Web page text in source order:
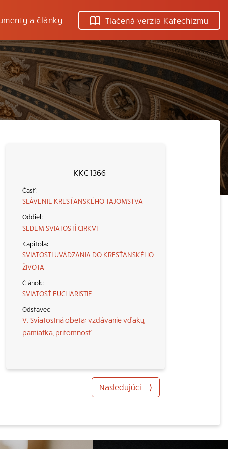
a články Tlačená verzia Katechizmu
KKC 1366
SLÁVENIE KRESŤANSKÉHO TAJOMSTVA
SEDEM SVIATOSTÍ CIRKVI
SVIATOSTI UVÁDZANIA DO KRESŤANSKÉHO
ŽIVOTA
SVIATOSŤ EUCHARISTIE
V. Sviatostná obeta: vzdávanie vďaky,
pamiatka, prítomnosť
Nasledujúci ⟩